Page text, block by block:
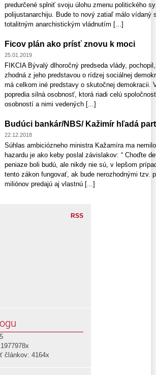
predurčené splniť svoju úlohu zmenu politického
polijustanarchiju. Bude to nový zatiaľ málo vídaný
totalitným anarchistickým vládnutím [...]
Ficov plán ako prísť znovu k moci
25.01.2019
FIKCIA Bývalý dlhoročný predseda vlády,
zhodná z jeho predstavou o rídzej sociálnej
má celkom iné predstavy o skutočnej demokracii.
popredia silná osobnosť, ktorá riadi celú
osobností a nimi vedených [...]
Budúci bankár/NBS/ Kažimír hľadá
22.12.2018
Súhlas ambiciózneho ministra Kažamíra ma
hazardu je ako keby poslal závislakov: “ Choďte
peniaze boli budú, ale nikdy nie sú, v lepšom
tento zákon fungovať, ak bude nerozhodnými tzv.
miliónov predajú aj vlastnú [...]
RSS
článkov: 4164x